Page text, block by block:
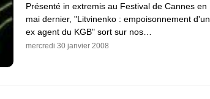
Présenté in extremis au Festival de Cannes en
mai dernier, "Litvinenko : empoisonnement d'un
ex agent du KGB" sort sur nos…
mercredi 30 janvier 2008